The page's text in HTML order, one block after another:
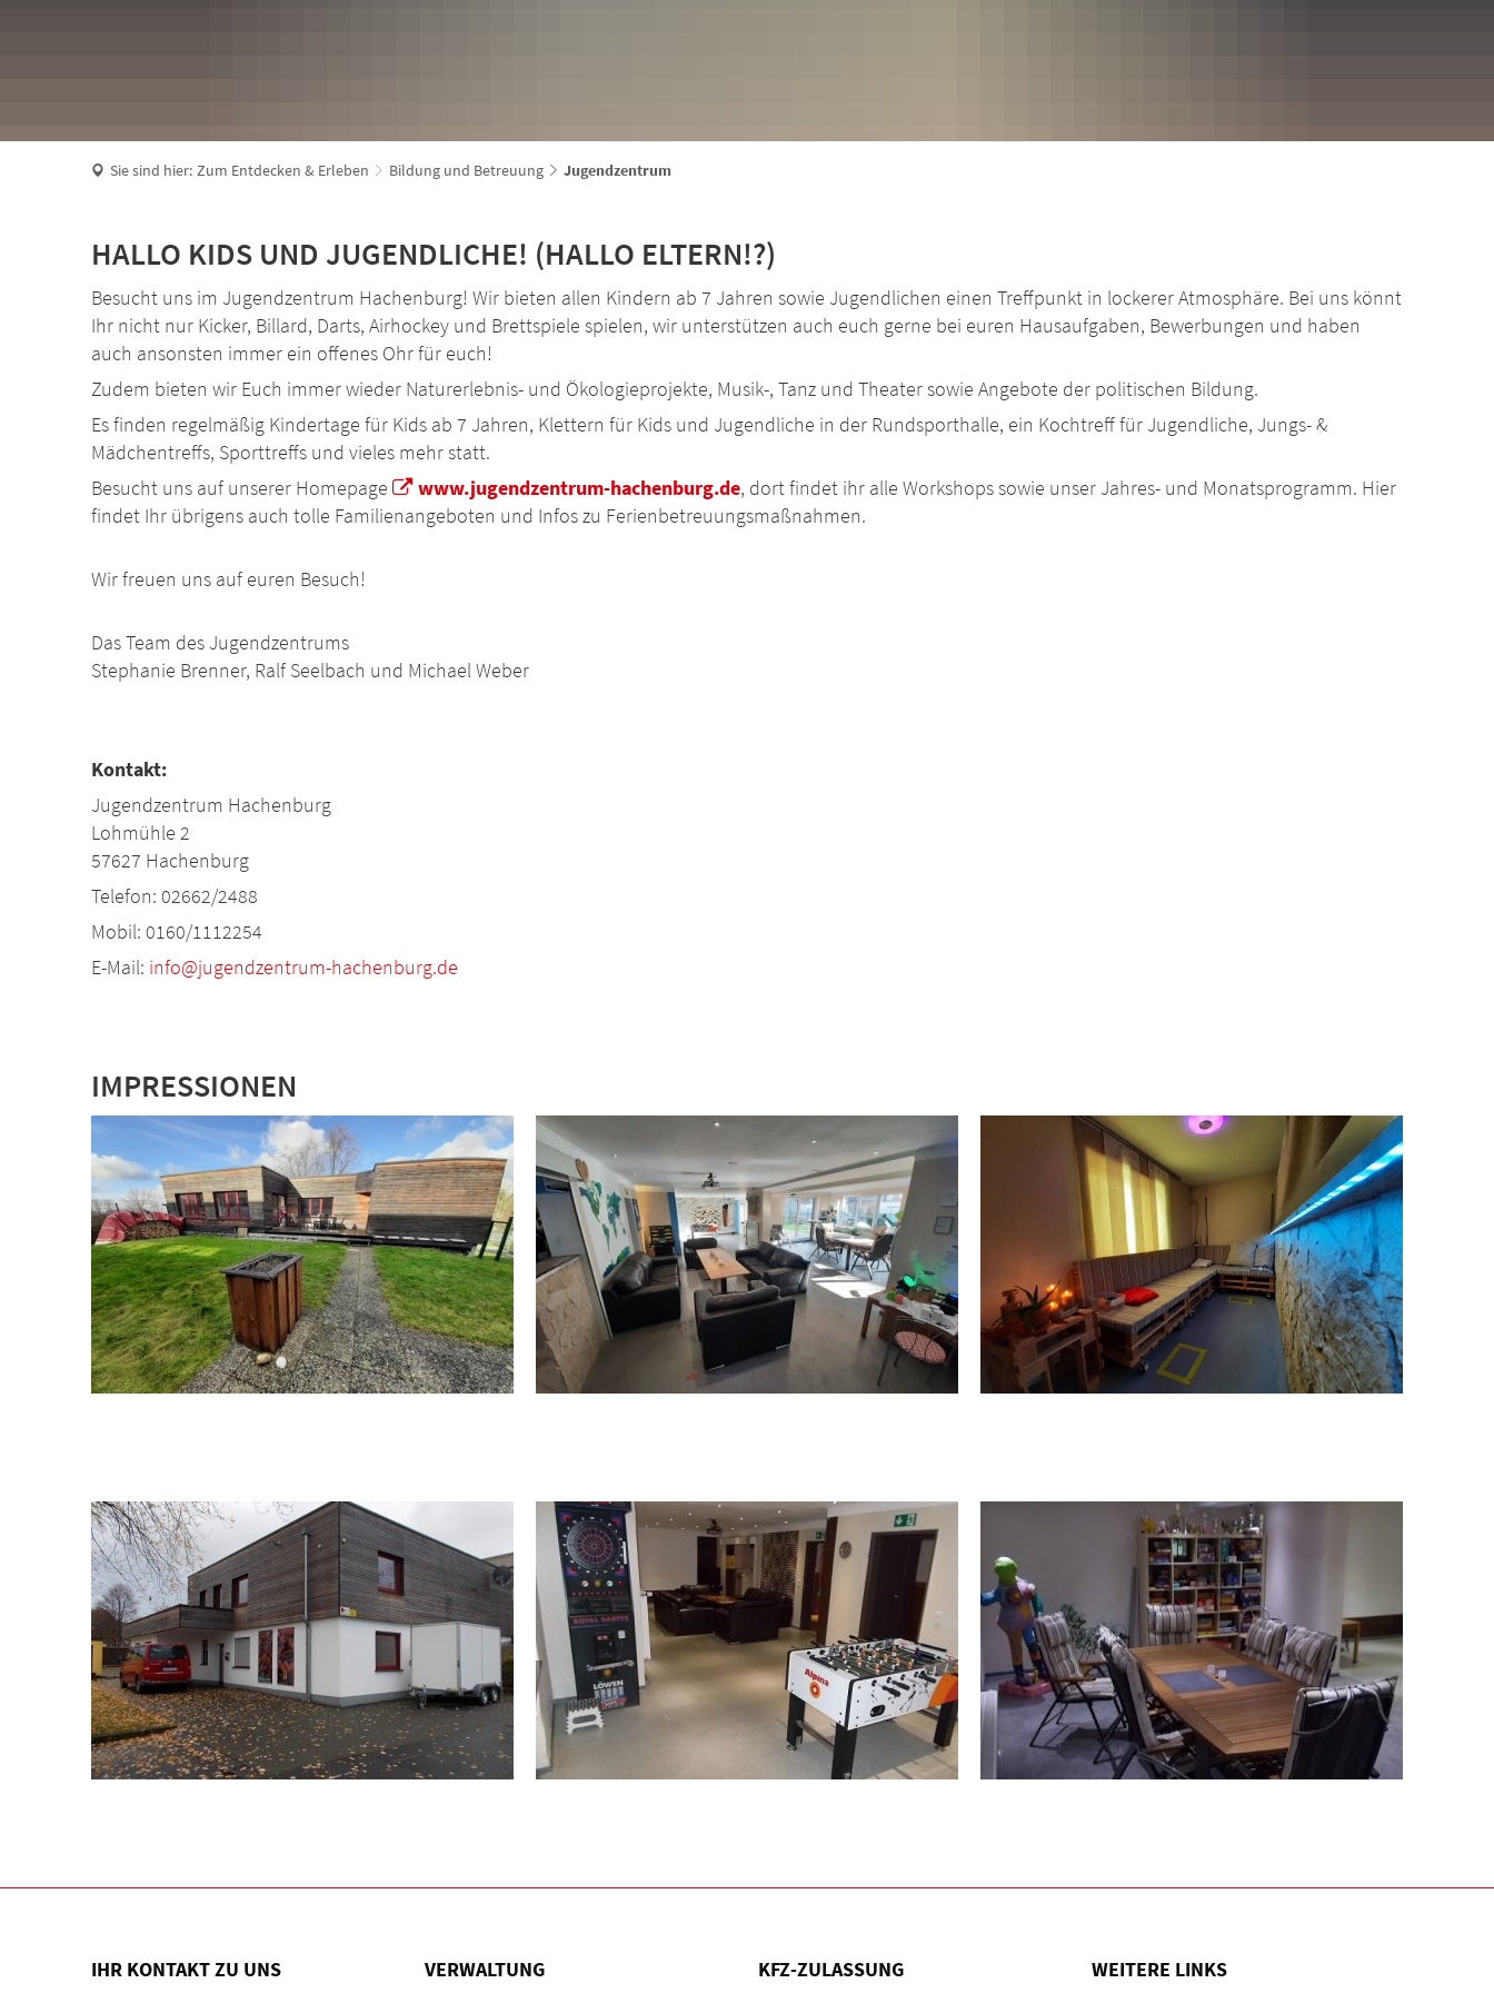
Sie sind hier: Zum Entdecken & Erleben Bildung und Betreuung Jugendzentrum
Jugendzentrum
HALLO KIDS UND JUGENDLICHE! (HALLO ELTERN!?)
Besucht uns im Jugendzentrum Hachenburg! Wir bieten allen Kindern ab 7 Jahren sowie Jugendlichen einen Treffpunkt in lockerer Atmosphäre. Bei uns könnt
Ihr nicht nur Kicker, Billard, Darts, Airhockey und Brettspiele spielen, wir unterstützen auch euch gerne bei euren Hausaufgaben, Bewerbungen und haben
auch ansonsten immer ein offenes Ohr für euch!
Zudem bieten wir Euch immer wieder Naturerlebnis- und Ökologieprojekte, Musik-, Tanz und Theater sowie Angebote der politischen Bildung.
Es finden regelmäßig Kindertage für Kids ab 7 Jahren, Klettern für Kids und Jugendliche in der Rundsporthalle, ein Kochtreff für Jugendliche, Jungs- &
Mädchentreffs, Sporttreffs und vieles mehr statt.
Besucht uns auf unserer Homepage
www.jugendzentrum-hachenburg.de, dort findet ihr alle Workshops sowie unser Jahres- und Monatsprogramm. Hier
findet Ihr übrigens auch tolle Familienangeboten und Infos zu Ferienbetreuungsmaßnahmen.
Wir freuen uns auf euren Besuch!
Das Team des Jugendzentrums
Stephanie Brenner, Ralf Seelbach und Michael Weber
Kontakt:
Jugendzentrum Hachenburg
Lohmühle 2
57627 Hachenburg
Telefon: 02662/2488
Mobil: 0160/1112254
E-Mail: info@jugendzentrum-hachenburg.de
IMPRESSIONEN
IHR KONTAKT ZU UNS VERWALTUNG KFZ-ZULASSUNG WEITERE LINKS